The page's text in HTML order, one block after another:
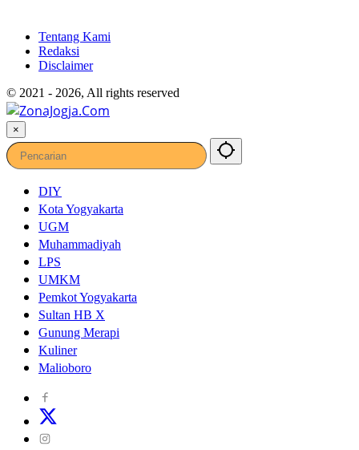
Tentang Kami
Redaksi
Disclaimer
© 2021 - 2026, All rights reserved
×
DIY
Kota Yogyakarta
UGM
Muhammadiyah
LPS
UMKM
Pemkot Yogyakarta
Sultan HB X
Gunung Merapi
Kuliner
Malioboro